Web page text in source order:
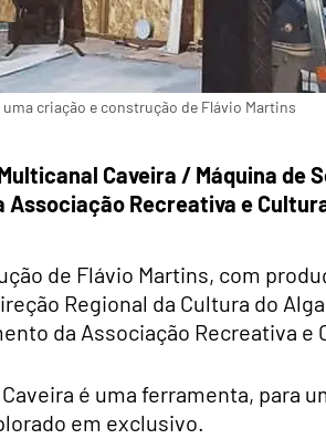
criação e construção de Flávio Martins
Caveira / Máquina de
Associação Recreativa e
de Flávio Martins, com
Regional da Cultura do
da Associação Recreativa e
é uma ferramenta, para
em exclusivo.